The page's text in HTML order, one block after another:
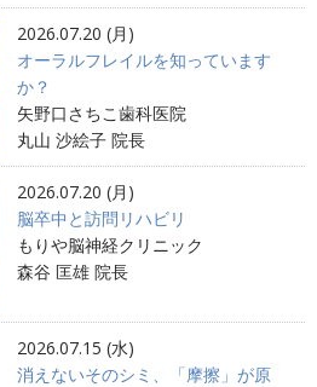
2026.07.20 (月)
オーラルフレイルを知っています
か？
矢野口さちこ歯科医院
丸山 沙絵子 院長
2026.07.20 (月)
脳卒中と訪問リハビリ
もりや脳神経クリニック
森谷 匡雄 院長
2026.07.15 (水)
消えないそのシミ、「摩擦」が原